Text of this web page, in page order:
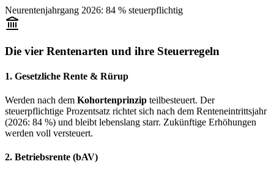
Neurentenjahrgang 2026: 84 % steuerpflichtig
Die vier Rentenarten und ihre Steuerregeln
1. Gesetzliche Rente & Rürup
Werden nach dem Kohortenprinzip teilbesteuert. Der
steuerpflichtige Prozentsatz richtet sich nach dem Renteneintrittsjahr
(2026: 84 %) und bleibt lebenslang starr. Zukünftige Erhöhungen
werden voll versteuert.
2. Betriebsrente (bAV)